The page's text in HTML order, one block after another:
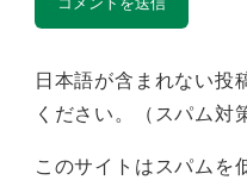
日本語が含まれない投
ください。（スパム対
このサイトはスパムを